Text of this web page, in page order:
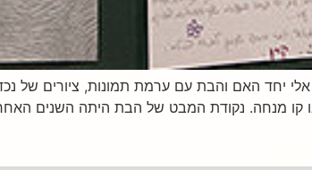
יחד האם והבת עם ערמת תמונות, ציורים של
מנחה. נקודת המבט של הבת היתה השנים